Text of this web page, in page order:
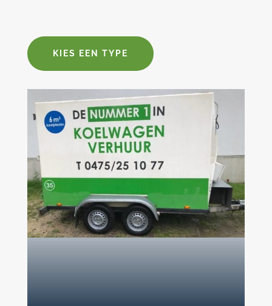
KIES EEN TYPE